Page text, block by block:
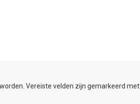
Vereiste velden zijn gemarkeerd met